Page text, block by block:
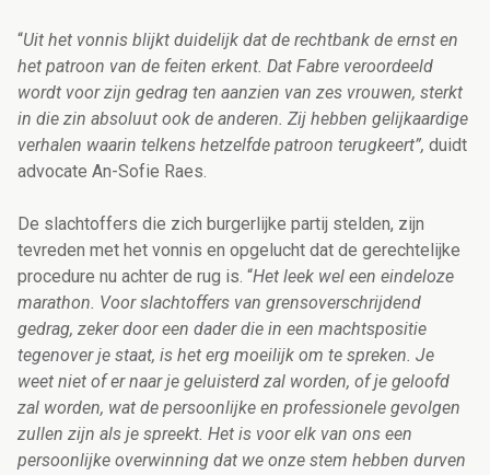
“Uit het vonnis blijkt duidelijk dat de rechtbank de ernst en
het patroon van de feiten erkent. Dat Fabre veroordeeld
wordt voor zijn gedrag ten aanzien van zes vrouwen, sterkt
in die zin absoluut ook de anderen. Zij hebben gelijkaardige
verhalen waarin telkens hetzelfde patroon terugkeert”, duidt
advocate An-Sofie Raes.
De slachtoffers die zich burgerlijke partij stelden, zijn
tevreden met het vonnis en opgelucht dat de gerechtelijke
procedure nu achter de rug is. “Het leek wel een eindeloze
marathon. Voor slachtoffers van grensoverschrijdend
gedrag, zeker door een dader die in een machtspositie
tegenover je staat, is het erg moeilijk om te spreken. Je
weet niet of er naar je geluisterd zal worden, of je geloofd
zal worden, wat de persoonlijke en professionele gevolgen
zullen zijn als je spreekt. Het is voor elk van ons een
persoonlijke overwinning dat we onze stem hebben durven